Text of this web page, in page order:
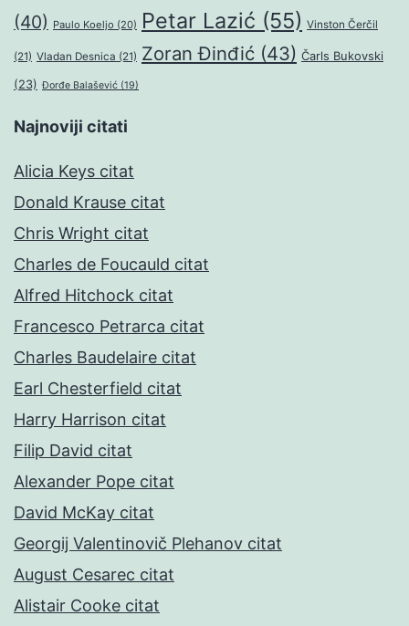
(40) Paulo Koeljo (20) Petar Lazić (55) Vinston Čerčil
(21) Vladan Desnica (21) Zoran Đinđić (43) Čarls Bukovski
(23) Đorđe Balašević (19)
Najnoviji citati
Alicia Keys citat
Donald Krause citat
Chris Wright citat
Charles de Foucauld citat
Alfred Hitchock citat
Francesco Petrarca citat
Charles Baudelaire citat
Earl Chesterfield citat
Harry Harrison citat
Filip David citat
Alexander Pope citat
David McKay citat
Georgij Valentinovič Plehanov citat
August Cesarec citat
Alistair Cooke citat